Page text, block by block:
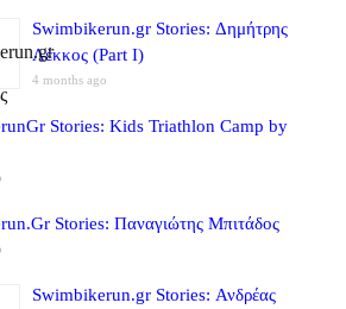
Swimbikerun.gr Stories: Δημήτρης
Λέκκος (Part I)
4 months ago
Stories: Kids Triathlon Camp by
Stories: Παναγιώτης Μπιτάδος
Swimbikerun.gr Stories: Ανδρέας